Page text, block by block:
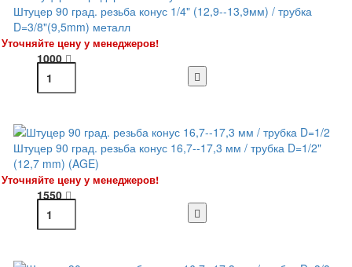
Штуцер 90 град. резьба конус 1/4" (12,9--13,9мм) / трубка
D=3/8"(9,5mm) металл
Уточняйте цену у менеджеров!
1000
Штуцер 90 град. резьба конус 16,7--17,3 мм / трубка D=1/2"
(12,7 mm) (AGE)
Уточняйте цену у менеджеров!
1550